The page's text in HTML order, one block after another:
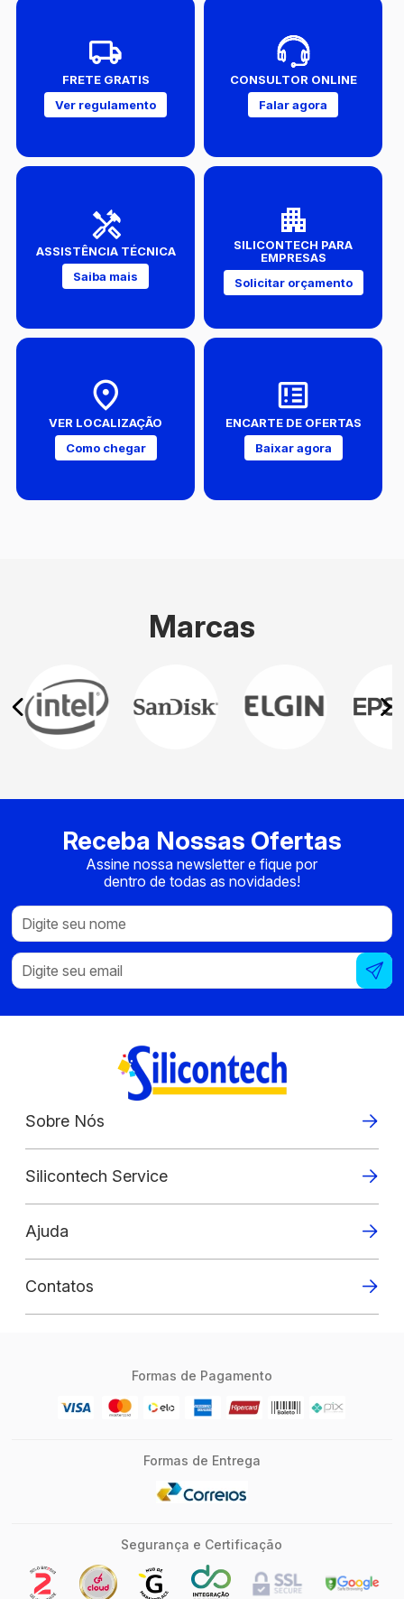
FRETE GRATIS
Ver regulamento
CONSULTOR ONLINE
Falar agora
ASSISTÊNCIA TÉCNICA
Saiba mais
SILICONTECH PARA
EMPRESAS
Solicitar orçamento
VER LOCALIZAÇÃO
Como chegar
ENCARTE DE OFERTAS
Baixar agora
Marcas
Receba Nossas Ofertas
Assine nossa newsletter e fique por
dentro de todas as novidades!
Sobre Nós
Silicontech Service
Ajuda
Contatos
Formas de Pagamento
Formas de Entrega
Segurança e Certificação